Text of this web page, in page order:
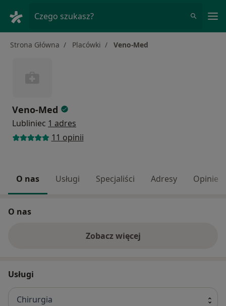
Czego szukasz?
Strona Główna Placówki Veno-Med
Veno-Med
Lubliniec 1 adres
11 opinii
O nas Usługi Specjaliści Adresy Opinie
O nas
Zobacz więcej
Usługi
Chirurgia